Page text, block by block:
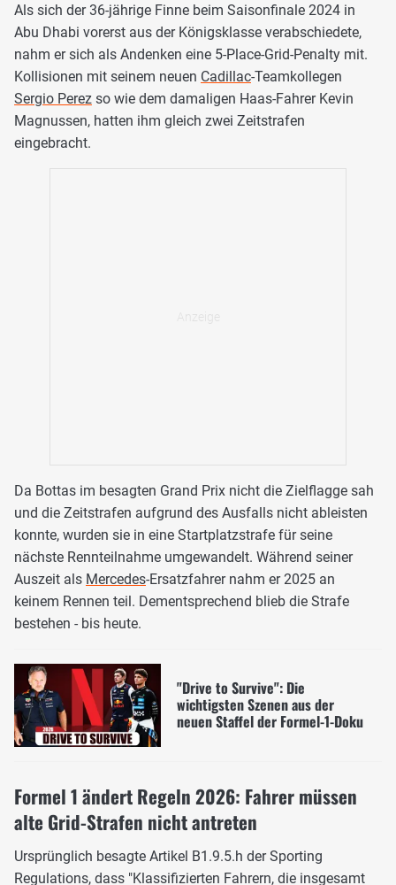
Als sich der 36-jährige Finne beim Saisonfinale 2024 in
Abu Dhabi vorerst aus der Königsklasse verabschiedete,
nahm er sich als Andenken eine 5-Place-Grid-Penalty mit.
Kollisionen mit seinem neuen Cadillac-Teamkollegen
Sergio Perez so wie dem damaligen Haas-Fahrer Kevin
Magnussen, hatten ihm gleich zwei Zeitstrafen
eingebracht.
Da Bottas im besagten Grand Prix nicht die Zielflagge sah
und die Zeitstrafen aufgrund des Ausfalls nicht ableisten
konnte, wurden sie in eine Startplatzstrafe für seine
nächste Rennteilnahme umgewandelt. Während seiner
Auszeit als Mercedes-Ersatzfahrer nahm er 2025 an
keinem Rennen teil. Dementsprechend blieb die Strafe
bestehen - bis heute.
"Drive to Survive": Die
wichtigsten Szenen aus der
neuen Staffel der Formel-1-Doku
Formel 1 ändert Regeln 2026: Fahrer müssen
alte Grid-Strafen nicht antreten
Ursprünglich besagte Artikel B1.9.5.h der Sporting
Regulations, dass "Klassifizierten Fahrern, die insgesamt